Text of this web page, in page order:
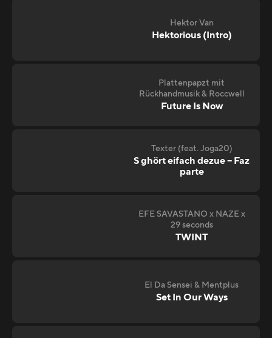
Hektor Van
Hektorious (Intro)
Plattenpapzt mit
Rückhandmusik & Roccwell
Future Is Now
Texter (feat. Joga20)
S ghört eifach dezue – Faz
parte
EFE SAVASTANO x NAZE x
29 seconds
TWINT
El Da Sensei & Mentplus
Set In Our Ways